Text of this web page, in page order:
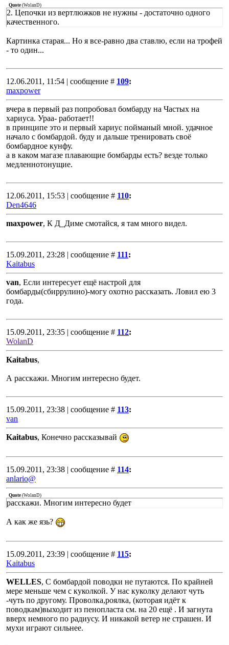
Quote (WolanD)
2. Цепочки из вертлюжков не нужны - достаточно одного
качественного.
Картинка старая... Но я все-равно два ставлю, если на трофей
- то один...
12.06.2011, 11:54 | сообщение # 109:
maxpower
вчера в первый раз попробовал бомбарду на Частых на
хариуса. Ураа- работает!!
в принципе это и первый хариус пойманый мной. удачное
начало с бомбардой. буду и дальше тренировать своё
бомбардное кунфу.
а в каком магазе плавающие бомбарды есть? везде только
медленнотонущие.
12.06.2011, 15:53 | сообщение # 110:
Den4646
maxpower, К Д_Диме смотайся, я там много видел.
15.09.2011, 23:28 | сообщение # 111:
Kaitabus
van, Если интересует ещё настрой для
бомбарды(сбиррулино)-могу охотно рассказать. Ловил ею 3
года.
15.09.2011, 23:35 | сообщение # 112:
WolanD
Kaitabus,
А расскажи. Многим интересно будет.
15.09.2011, 23:38 | сообщение # 113:
van
Kaitabus, Конечно рассказывай
15.09.2011, 23:38 | сообщение # 114:
anlario@
Quote (WolanD)
расскажи. Многим интересно будет
А как же язь?
15.09.2011, 23:39 | сообщение # 115:
Kaitabus
WELLES, С бомбардой поводки не путаются. По крайней
мере меньше чем с куколкой. У нас куколку делают чуть
-чуть по другому. Проволка,роялка, (которая идёт к
поводкам)выходит из пенопласта см. на 20 ещё . И загнута
вверх немного по радиусу. И никакой ветер не страшен. И
мухи играют сильнее.